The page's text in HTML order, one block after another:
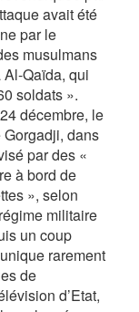
avait été
par le
musulmans
Qaïda, qui
soldats ».
décembre, le
dans
par des «
à bord de
», selon
militaire
un coup
rarement
de
d’Etat,